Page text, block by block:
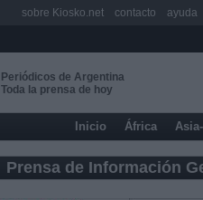
Periódicos de Argentina
Toda la prensa de hoy
Inicio África
Prensa de Información
sobre Kiosko.net contacto ayuda